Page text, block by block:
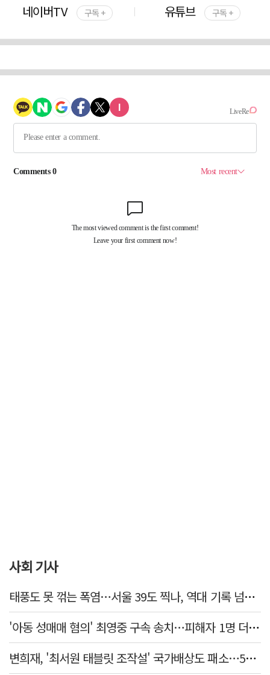
네이버TV 구독 + 유튜브 구독 +
사회 기사
태풍도 못 꺾는 폭염…서울 39도 찍나, 역대 기록 넘본다
'아동 성매매 혐의' 최영중 구속 송치…피해자 1명 더 있었다
변희재, '최서원 태블릿 조작설' 국가배상도 패소…5천만원 청구 기각